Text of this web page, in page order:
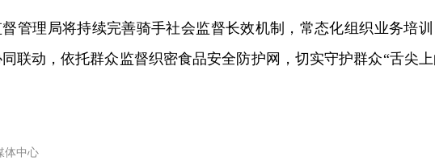
管理局将持续完善骑手社会监督长效机制，常态化组织业务培
联动，依托群众监督织密食品安全防护网，切实守护群众“舌尖
体中心